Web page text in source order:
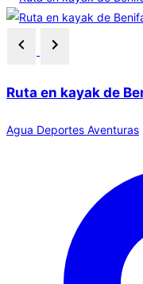
Ruta en kayak de
Agua Deportes Aventuras